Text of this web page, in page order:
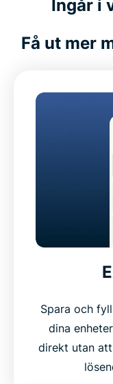
Ingår i
Få ut mer
Spara och
dina
direkt utan